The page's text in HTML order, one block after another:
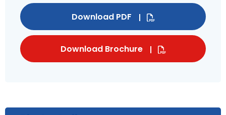
Download PDF
Download Brochure